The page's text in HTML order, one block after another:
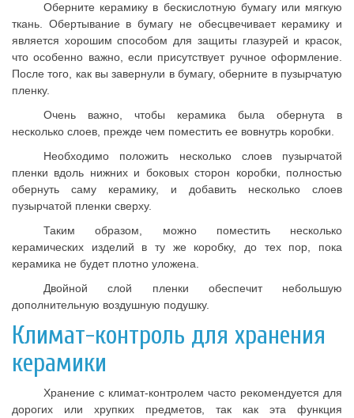
Оберните керамику в бескислотную бумагу или мягкую
ткань. Обертывание в бумагу не обесцвечивает керамику и
является хорошим способом для защиты глазурей и красок,
что особенно важно, если присутствует ручное оформление.
После того, как вы завернули в бумагу, оберните в пузырчатую
пленку.
Очень важно, чтобы керамика была обернута в
несколько слоев, прежде чем поместить ее вовнутрь коробки.
Необходимо положить несколько слоев пузырчатой
пленки вдоль нижних и боковых сторон коробки, полностью
обернуть саму керамику, и добавить несколько слоев
пузырчатой пленки сверху.
Таким образом, можно поместить несколько
керамических изделий в ту же коробку, до тех пор, пока
керамика не будет плотно уложена.
Двойной слой пленки обеспечит небольшую
дополнительную воздушную подушку.
Климат-контроль для хранения
керамики
Хранение с климат-контролем часто рекомендуется для
дорогих или хрупких предметов, так как эта функция